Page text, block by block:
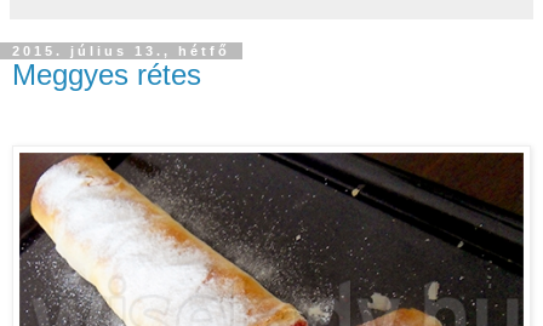
2015. július 13., hétfő
Meggyes rétes